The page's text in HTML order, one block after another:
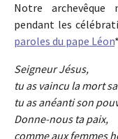
Notre
pendant les
paroles du pape Léon
Seigneur Jésus,
tu as vaincu la mort
tu as anéanti son
Donne-nous ta paix,
comme aux femmes